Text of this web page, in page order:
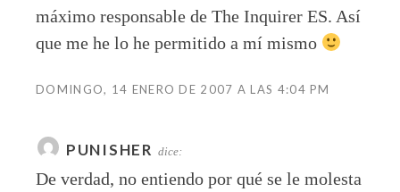
máximo responsable de The Inquirer ES. Así
que me he lo he permitido a mí mismo
DOMINGO, 14 ENERO DE 2007 A LAS 4:04 PM
PUNISHER dice:
De verdad, no entiendo por qué se le molesta